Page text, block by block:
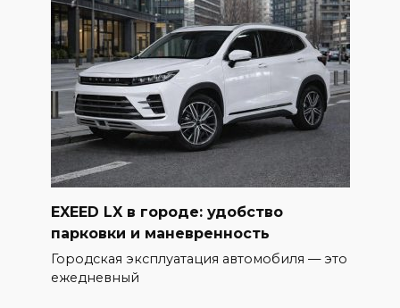
EXEED LX в городе: удобство
парковки и маневренность
Городская эксплуатация автомобиля — это
ежедневный